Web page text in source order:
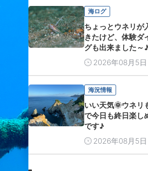
海ログ
ちょっとウネリが
きたけど、体験ダ
グも出来ました～
2026年08月5日
海況情報
いい天気🌞ウネリ
で今日も終日楽し
です♪
2026年08月5日